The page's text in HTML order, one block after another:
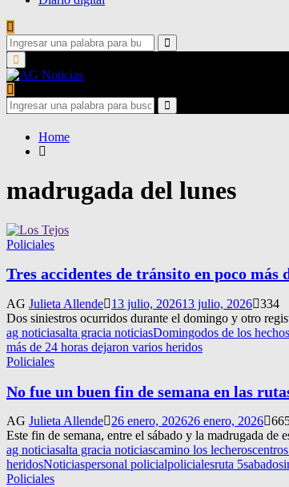
Search
for:
Search
Primary
Menu
Search
for:
Search
Home
madrugada del lunes
Policiales
Tres accidentes de tránsito en poco
AG Julieta Allende 13 julio, 202613 julio, 2026 334
Dos siniestros ocurridos durante el domingo y otro
ag noticiasalta gracia noticiasDomingodos de los hechos
más de 24 horas dejaron varios heridos
Policiales
No fue un buen fin de semana en las
AG Julieta Allende 26 enero, 202626 enero, 2026
Este fin de semana, entre el sábado y la madrugada de
ag noticiasalta gracia noticiascamino los lecheros
heridosNoticiaspersonal policialpolicialesruta 5sabado
Policiales